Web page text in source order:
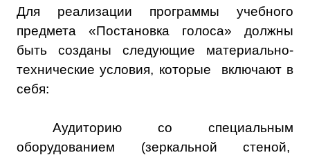
Для реализации программы учебного
предмета «Постановка голоса» должны
быть созданы следующие материально-
технические условия, которые включают в
себя:
Аудиторию со специальным
оборудованием (зеркальной стеной,